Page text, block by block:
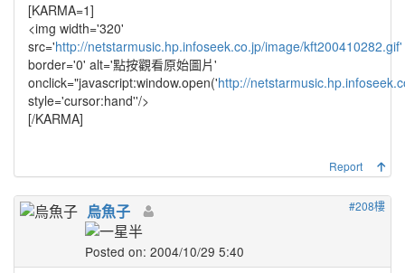
[KARMA=1]
<img width='320'
src='http://netstarmusic.hp.infoseek.co.jp/image/kft200410282.gif'
border='0' alt='點按觀看原始圖片'
onclick="javascript:window.open('http://
style='cursor:hand''/>
[/KARMA]
Report
#208樓
烏魚子
Posted on: 2004/10/29 5:40